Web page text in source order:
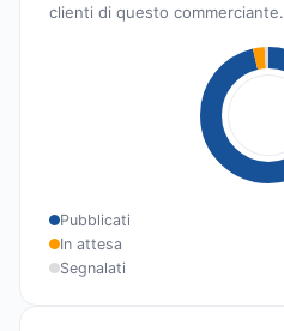
clienti di questo commerciante.
Pubblicati
In attesa
Segnalati